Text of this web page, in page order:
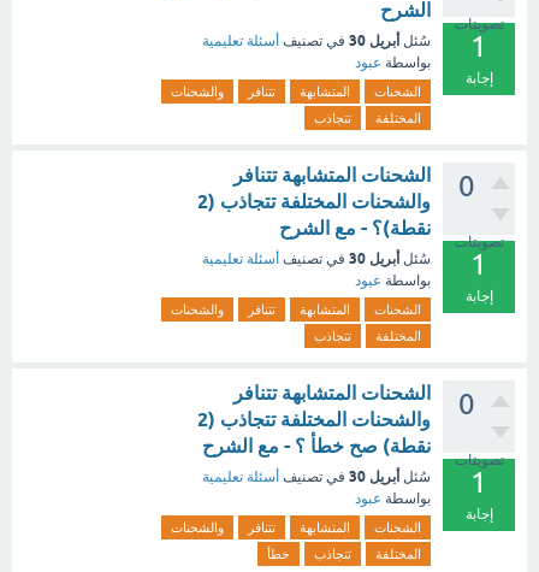
تصويتات
1
إجابة
الشرح
سُئل أبريل 30 في تصنيف أسئلة تعليمية
بواسطة عبود
الشحنات المتشابهة تتنافر
والشحنات
المختلفة
تتجاذب
0
تصويتات
1
إجابة
الشحنات المتشابهة تتنافر
والشحنات المختلفة تتجاذب (2
نقطة)؟ - مع الشرح
سُئل أبريل 30 في تصنيف أسئلة تعليمية
بواسطة عبود
الشحنات المتشابهة تتنافر
والشحنات
المختلفة
تتجاذب
0
تصويتات
1
إجابة
الشحنات المتشابهة تتنافر
والشحنات المختلفة تتجاذب (2
نقطة) صح خطأ ؟ - مع الشرح
سُئل أبريل 30 في تصنيف أسئلة تعليمية
بواسطة عبود
الشحنات المتشابهة تتنافر
والشحنات
المختلفة
تتجاذب خطأ